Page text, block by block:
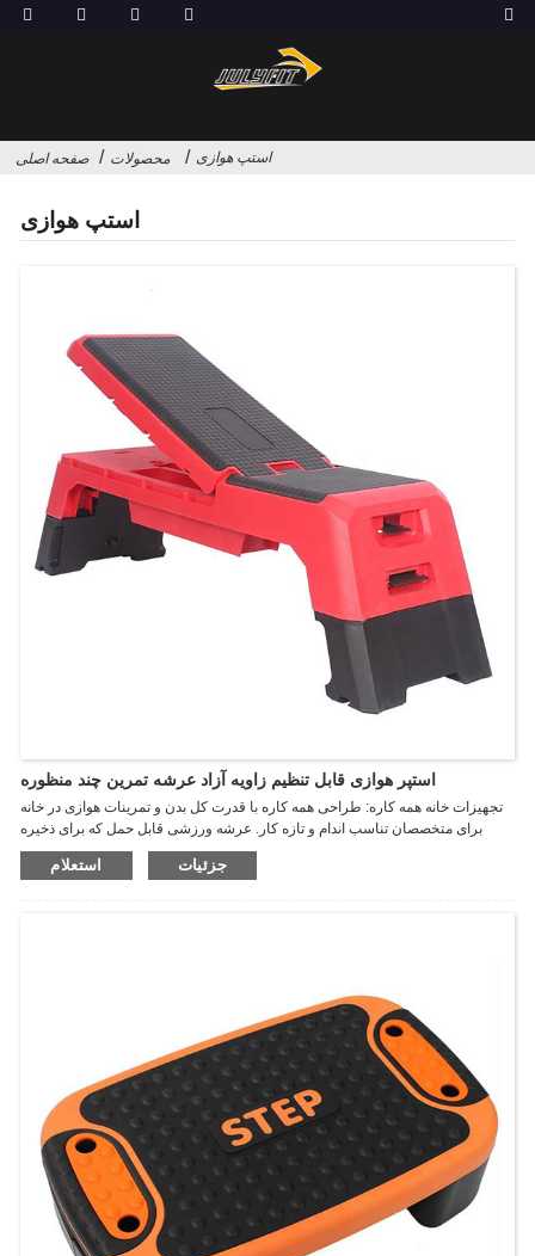
صفحه اصلی محصولات استپ هوازی
استپ هوازی
استپر هوازی قابل تنظیم زاویه آزاد عرشه تمرین چند منظوره
تجهیزات خانه همه کاره: طراحی همه کاره با قدرت کل بدن و تمرینات هوازی در خانه
برای متخصصان تناسب اندام و تازه کار. عرشه ورزشی قابل حمل که برای ذخیره
سازی فشرده جمع می شود. پشتیبانی از زاویه موقعیت های مختلف - شیب، نزول و
صاف، اندازه کامل 121.5 (L) x 35.5 (W) x 21 (H) سانتی متر با 2 ارتفاع متغیر 21استعلام جزئیات